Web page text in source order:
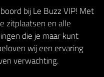
bij Le Buzz VIP! Met
zitplaatsen en alle
die je maar kunt
wij een ervaring
verwachting.